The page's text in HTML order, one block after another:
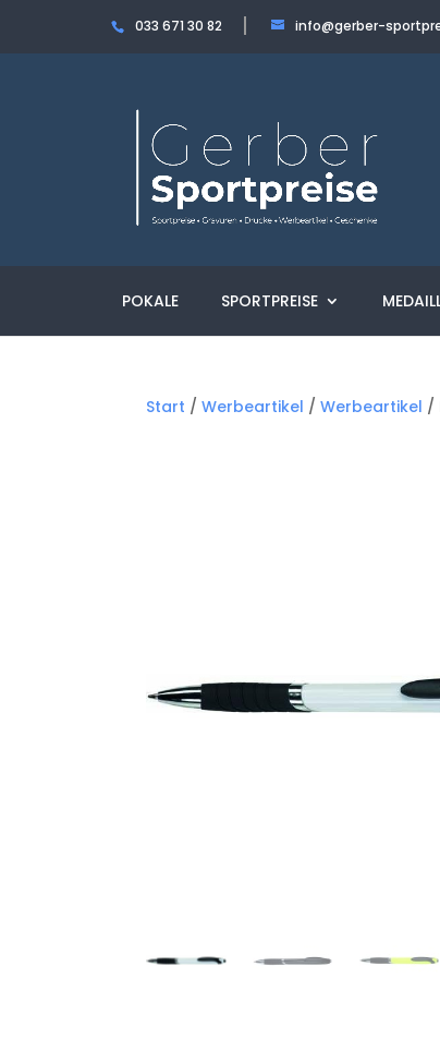
033 671 30 82 info@gerber-
POKALE SPORTPREISE
Start /Werbeartikel /Werbeartikel /